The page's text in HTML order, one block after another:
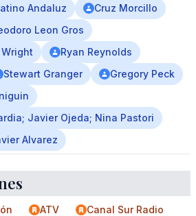
Andaluz
Cruz Morcillo
Leon Gros
Ryan Reynolds
Stewart Granger
Gregory Peck
Javier Ojeda; Nina Pastori
Alvarez
ATV
Canal Sur Radio